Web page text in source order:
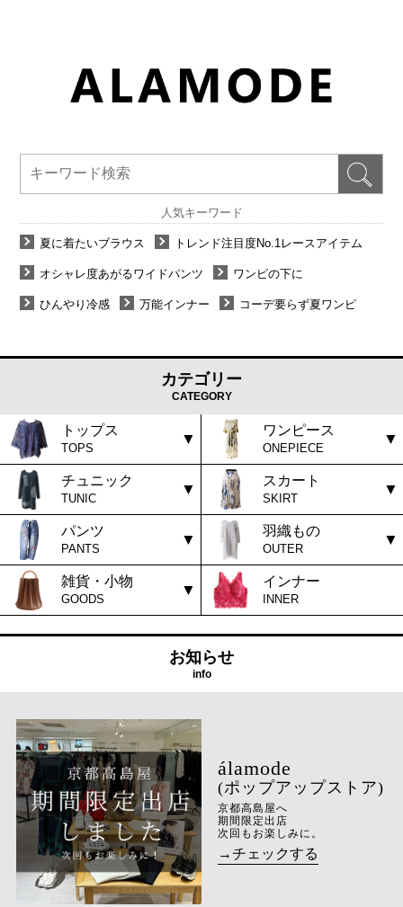
人気キーワード
夏に着たいブラウス トレンド注目度No.1レースアイテム
オシャレ度あがるワイドパンツ ワンピの下に
ひんやり冷感 万能インナー コーデ要らず夏ワンピ
カテゴリー
CATEGORY
トップス
TOPS
ワンピース
ONEPIECE
チュニック
TUNIC
スカート
SKIRT
パンツ
PANTS
羽織もの
OUTER
雑貨・小物
GOODS
インナー
INNER
お知らせ
info
(ポップアップストア)
京都高島屋へ
期間限定出店
次回もお楽しみに。
→チェックする